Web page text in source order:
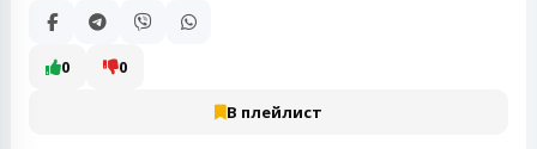
0 0
В плейлист